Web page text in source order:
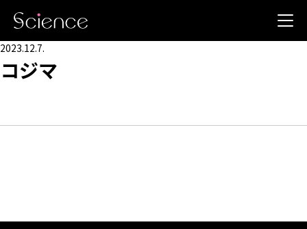
2023.12.7.
コジマ